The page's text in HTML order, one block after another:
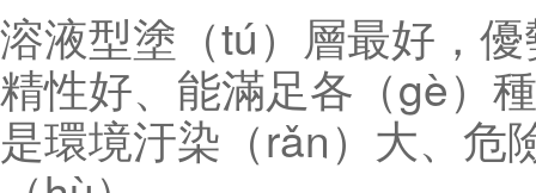
溶液型塗（tú）層最好，
精性好、能滿足各（gè）
是環境汙染（rǎn）大、危